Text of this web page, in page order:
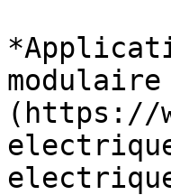
(https://